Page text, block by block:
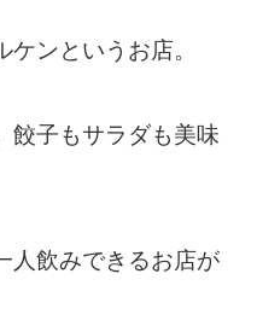
ンというお店。
餃子もサラダも美味
人飲みできるお店が